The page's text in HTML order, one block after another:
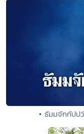
• ธัมมจักกัปป